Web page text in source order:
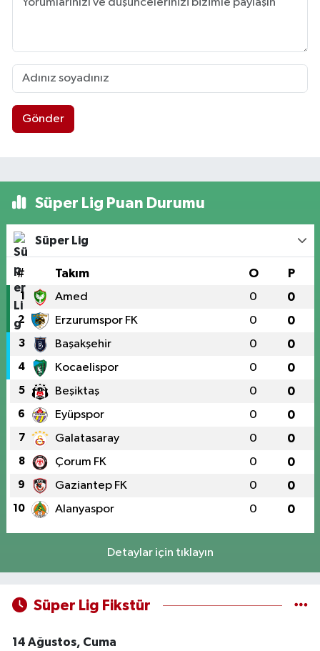
Gönder
Süper Lig Puan Durumu
Süper Lig
# Takım O P
1 Amed 0 0
2 Erzurumspor FK 0 0
3 Başakşehir 0 0
4 Kocaelispor 0 0
5 Beşiktaş 0 0
6 Eyüpspor 0 0
7 Galatasaray 0 0
8 Çorum FK 0 0
9 Gaziantep FK 0 0
10 Alanyaspor 0 0
Detaylar için tıklayın
Süper Lig Fikstür
14 Ağustos, Cuma